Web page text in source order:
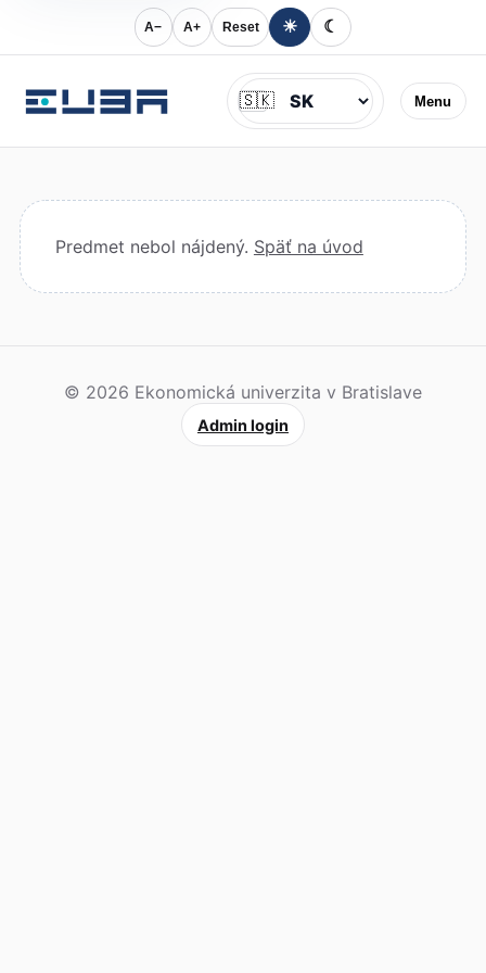
A− A+ Reset ☀ ☾
Menu
Jazyk
🇸🇰
Predmet nebol nájdený. Späť na úvod
© 2026 Ekonomická univerzita v Bratislave
Admin login